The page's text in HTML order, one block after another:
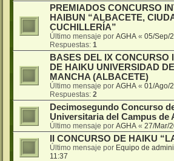
PREMIADOS CONCURSO
HAIBUN “ALBACETE,
CUCHILLERÍA”
Último mensaje por AGHA « 05/Sep/
Respuestas: 1
BASES DEL IX CONCURSO
DE HAIKU UNIVERSIDAD
MANCHA (ALBACETE)
Último mensaje por AGHA « 01/Ago/
Respuestas: 2
Decimosegundo Concurso
Universitaria del Campus de
Último mensaje por AGHA « 27/Mar/
II CONCURSO DE HAIKU
Último mensaje por Equipo de
11:37